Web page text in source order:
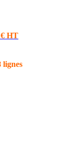
€ HT
lignes